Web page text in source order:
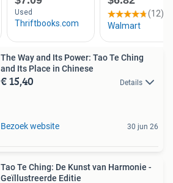
The Way and Its Power: Tao Te Ching
and Its Place in Chinese
€ 15,40 Details
Bezoek website 30 jun 26
Tao Te Ching: De Kunst van Harmonie -
Geïllustreerde Editie